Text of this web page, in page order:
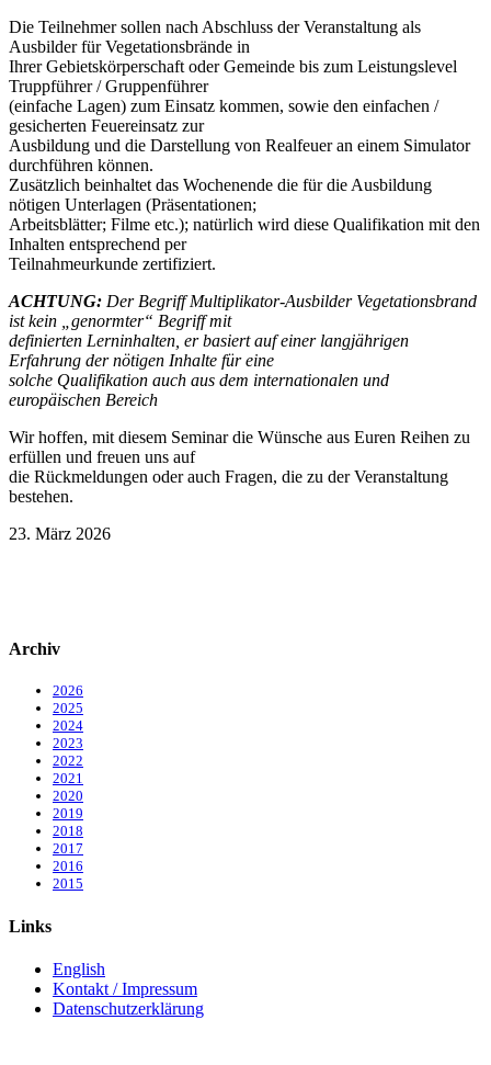
Die Teilnehmer sollen nach Abschluss der Veranstaltung als
Ausbilder für Vegetationsbrände in
Ihrer Gebietskörperschaft oder Gemeinde bis zum Leistungslevel
Truppführer / Gruppenführer
(einfache Lagen) zum Einsatz kommen, sowie den einfachen /
gesicherten Feuereinsatz zur
Ausbildung und die Darstellung von Realfeuer an einem Simulator
durchführen können.
Zusätzlich beinhaltet das Wochenende die für die Ausbildung
nötigen Unterlagen (Präsentationen;
Arbeitsblätter; Filme etc.); natürlich wird diese Qualifikation mit den
Inhalten entsprechend per
Teilnahmeurkunde zertifiziert.
ACHTUNG: Der Begriff Multiplikator-Ausbilder Vegetationsbrand
ist kein „genormter“ Begriff mit
definierten Lerninhalten, er basiert auf einer langjährigen
Erfahrung der nötigen Inhalte für eine
solche Qualifikation auch aus dem internationalen und
europäischen Bereich
Wir hoffen, mit diesem Seminar die Wünsche aus Euren Reihen zu
erfüllen und freuen uns auf
die Rückmeldungen oder auch Fragen, die zu der Veranstaltung
bestehen.
23. März 2026
Archiv
2026
2025
2024
2023
2022
2021
2020
2019
2018
2017
2016
2015
Links
English
Kontakt / Impressum
Datenschutzerklärung